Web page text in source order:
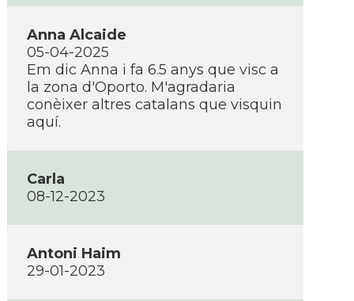
Anna Alcaide
05-04-2025
Em dic Anna i fa 6.5 anys que visc a
la zona d'Oporto. M'agradaria
conèixer altres catalans que visquin
aquí.
Carla
08-12-2023
Antoni Haim
29-01-2023